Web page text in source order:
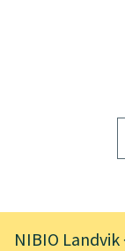
NIBIO Landvik